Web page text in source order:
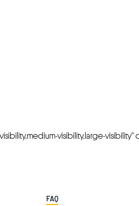
visibility,large-visibility”
FAQ